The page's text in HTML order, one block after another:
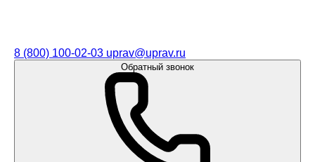
8 (800) 100-02-03 uprav@uprav.ru
Обратный звонок